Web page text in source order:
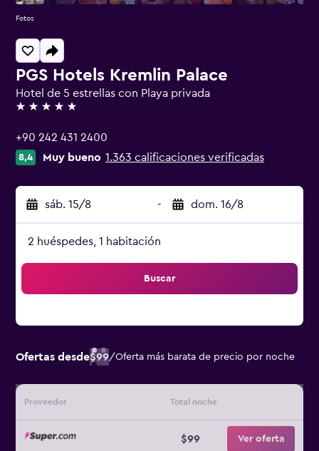
PGS Hotels Kremlin Palace
Hotel de 5 estrellas con Playa privada
5 estrellas
+90 242 431 2400
8,4 Muy bueno 1.363 calificaciones verificadas
sáb. 15/8 - dom. 16/8
2 huéspedes, 1 habitación
Buscar
Ofertas desde$99/Oferta más barata de precio por noche
Proveedor Total noche
$99 Ver oferta
Fotos